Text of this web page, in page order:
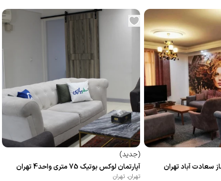
سعادت آباد تهران
(جدید)
آپارتمان لوکس بوتیک 75 متری واحد4 تهران
تهران، تهران